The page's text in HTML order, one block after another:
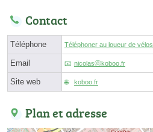
Contact
Téléphone Téléphoner au loueur de vélos
Email nicolasⓐkoboo.fr
Site web koboo.fr
Plan et adresse